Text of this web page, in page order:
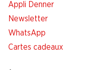
Appli Denner
Newsletter
WhatsApp
Cartes cadeaux